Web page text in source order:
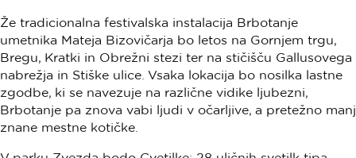
Že tradicionalna festivalska instalacija Brbotanje
umetnika Mateja Bizovičarja bo letos na Gornjem trgu,
Bregu, Kratki in Obrežni stezi ter na stičišču Gallusovega
nabrežja in Stiške ulice. Vsaka lokacija bo nosilka lastne
zgodbe, ki se navezuje na različne vidike ljubezni,
Brbotanje pa znova vabi ljudi v očarljive, a pretežno manj
znane mestne kotičke.